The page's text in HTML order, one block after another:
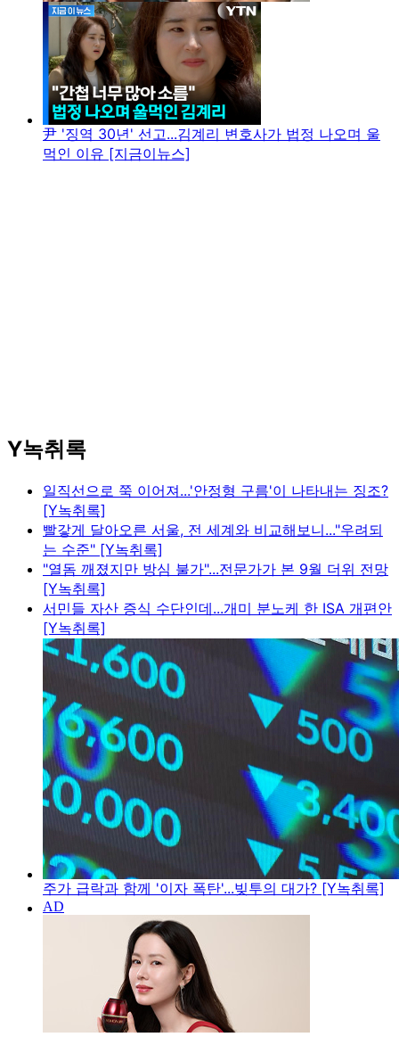
尹 '징역 30년' 선고...김계리 변호사가 법정 나오며 울
먹인 이유 [지금이뉴스]
Y녹취록
일직선으로 쭉 이어져...'안정형 구름'이 나타내는 징조?
[Y녹취록]
빨갛게 달아오른 서울, 전 세계와 비교해보니..."우려되
는 수준" [Y녹취록]
"열돔 깨졌지만 방심 불가"...전문가가 본 9월 더위 전망
[Y녹취록]
서민들 자산 증식 수단인데...개미 분노케 한 ISA 개편안
[Y녹취록]
주가 급락과 함께 '이자 폭탄'...빚투의 대가? [Y녹취록]